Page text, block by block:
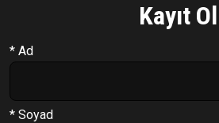
Supplement Programı
Kayıt Ol
* Ad
* Soyad